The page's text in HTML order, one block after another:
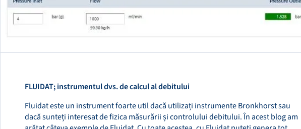
FLUIDAT; instrumentul dvs. de calcul al debitului
Fluidat este un instrument foarte util dacă utilizați instrumente Bronkhorst sau
dacă sunteți interesat de fizica măsurării și controlului debitului. În acest blog am